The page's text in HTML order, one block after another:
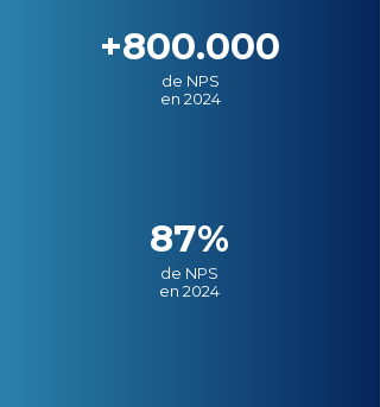
+800.000
de NPS
en 2024
87%
de NPS
en 2024